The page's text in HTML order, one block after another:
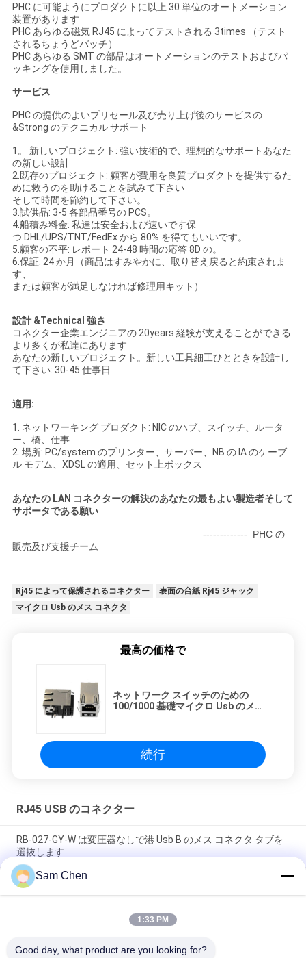
PHC に可能ようにプロダクトに以上 30 単位のオートメーション
装置があります
PHC あらゆる磁気 RJ45 によってテストされる 3times （テスト
されるちょうどバッチ）
PHC あらゆる SMT の部品はオートメーションのテストおよびパ
ッキングを使用しました。
サービス
PHC の提供のよいプリセール及び売り上げ後のサービスの
&Strong のテクニカル サポート
1。 新しいプロジェクト: 強い技術的で、理想的なサポートあなた
の新しい設計
2.既存のプロジェクト: 顧客が費用を良質プロダクトを提供するた
めに救うのを助けることを試みて下さい
そして時間を節約して下さい。
3.試供品: 3-5 各部品番号の PCS。
4.船積み料金: 私達は安全および速いです保
つ DHL/UPS/TNT/FedEx から 80% を得てもいいです。
5.顧客の不平: レポート 24-48 時間の応答 8D の。
6.保証: 24 か月（商品はすみやかに、取り替え戻ると約束されま
す、
または顧客が満足しなければ修理用キット）
設計 &Technical 強さ
コネクター企業エンジニアの 20years 経験が支えることができる
より多くが私達にあります
あなたの新しいプロジェクト。新しい工具細工ひとときを設計し
て下さい: 30-45 仕事日
適用:
1. ネットワーキング プロダクト: NIC のハブ、スイッチ、ルータ
ー、橋、仕事
2. 場所: PC/system のプリンター、サーバー、NB の IA のケーブ
ル モデム、XDSL の適用、セット上ボックス
あなたの LAN コネクターの解決のあなたの最もよい製造者そして
サポータである願い
------------- PHC の
販売及び支援チーム
Rj45 によって保護されるコネクター
表面の台紙 Rj45 ジャック
マイクロ Usb のメス コネクタ
最高の価格で
ネットワーク スイッチのための
100/1000 基礎マイクロ Usb のメス
続行
RJ45 USB のコネクター
RB-027-GY-W は変圧器なしで港 Usb B のメス コネクタ タブを
選抜します
保護された RJ45 USB のコネクター Rj45 猫 5 の磁気の 8P8C イ
ーサネット メスのジャック
銀製 Rj45 USB のコネクターの女性のソケット 8p8c は左舷の記
Sam Chen
1:33 PM
Good day, what product are you looking for?